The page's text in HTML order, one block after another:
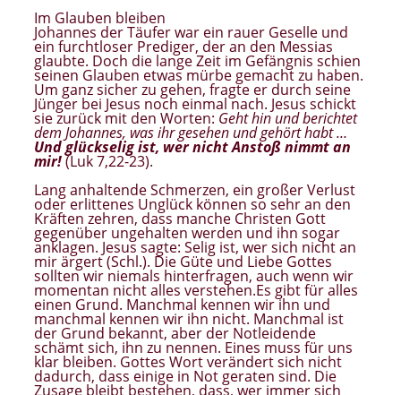
Im Glauben bleiben
Johannes der Täufer war ein rauer Geselle und
ein furchtloser Prediger, der an den Messias
glaubte. Doch die lange Zeit im Gefängnis schien
seinen Glauben etwas mürbe gemacht zu haben.
Um ganz sicher zu gehen, fragte er durch seine
Jünger bei Jesus noch einmal nach. Jesus schickt
sie zurück mit den Worten: Geht hin und berichtet
dem Johannes, was ihr gesehen und gehört habt …
Und glückselig ist, wer nicht Anstoß nimmt an
mir!(Luk 7,22-23).
Lang anhaltende Schmerzen, ein großer Verlust
oder erlittenes Unglück können so sehr an den
Kräften zehren, dass manche Christen Gott
gegenüber ungehalten werden und ihn sogar
anklagen. Jesus sagte: Selig ist, wer sich nicht an
mir ärgert (Schl.). Die Güte und Liebe Gottes
sollten wir niemals hinterfragen, auch wenn wir
momentan nicht alles verstehen.Es gibt für alles
einen Grund. Manchmal kennen wir ihn und
manchmal kennen wir ihn nicht. Manchmal ist
der Grund bekannt, aber der Notleidende
schämt sich, ihn zu nennen. Eines muss für uns
klar bleiben. Gottes Wort verändert sich nicht
dadurch, dass einige in Not geraten sind. Die
Zusage bleibt bestehen, dass, wer immer sich